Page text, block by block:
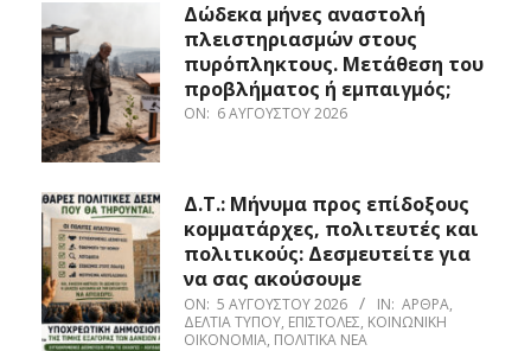
Δώδεκα μήνες αναστολή
πλειστηριασμών στους
πυρόπληκτους. Μετάθεση του
προβλήματος ή εμπαιγμός;
ON: 6 ΑΥΓΟΎΣΤΟΥ 2026
Δ.Τ.: Μήνυμα προς επίδοξους
κομματάρχες, πολιτευτές και
πολιτικούς: Δεσμευτείτε για
να σας ακούσουμε
ON: 5 ΑΥΓΟΎΣΤΟΥ 2026 IN: ΆΡΘΡΑ,
ΔΕΛΤΊΑ ΤΎΠΟΥ, ΕΠΙΣΤΟΛΈΣ, ΚΟΙΝΩΝΙΚΉ
ΟΙΚΟΝΟΜΊΑ, ΠΟΛΙΤΙΚΆ ΝΈΑ